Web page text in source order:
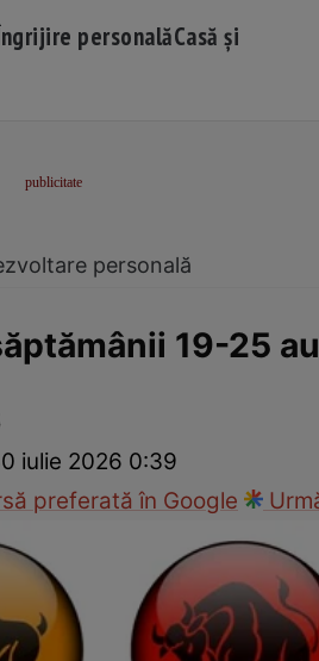
personalăCasă și
personală
19-25
iulie 2026 0:39
preferată în Google